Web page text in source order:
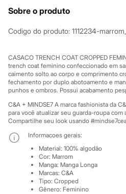
Calçados
Chinelos
Sapatilhas
Tênis
Marcas
City
Clock House
Mindset
Sawary
Yessica
Moda esportiva
Acessórios
Blusas
Calçados
Leggings
Shorts e Bermudas
Sobre o produto
Codigo do produto: 1112234-
CASACO TRENCH COAT CROPPED
trench coat feminino confeccionado em
caimento solto ao corpo e comprimento
fechamento por duplo abotoamento e
punhos e ombros. Possui acabamento
C&A + MINDSE7 A marca fashionista da
para você atualizar seu guarda-roupa com
Compartilhe seu look usando
Informacoes gerais:
Material: 100% algodão
Cor: Marrom
Manga: Manga Longa
Marcas: C&A
Tipo: Cropped
Gênero: Feminino